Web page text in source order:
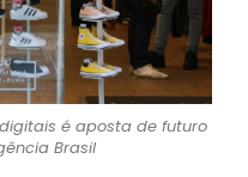
é aposta de futuro
Brasil